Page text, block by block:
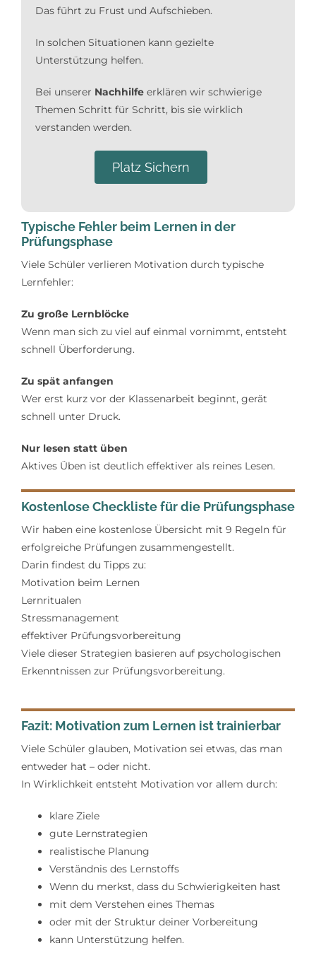
Das führt zu Frust und Aufschieben.
In solchen Situationen kann gezielte
Unterstützung helfen.
Bei unserer Nachhilfeerklären wir schwierige
Themen Schritt für Schritt, bis sie wirklich
verstanden werden.
Platz Sichern
Typische Fehler beim Lernen in der
Prüfungsphase
Viele Schüler verlieren Motivation durch typische
Lernfehler:
Zu große Lernblöcke
Wenn man sich zu viel auf einmal vornimmt, entsteht
schnell Überforderung.
Zu spät anfangen
Wer erst kurz vor der Klassenarbeit beginnt, gerät
schnell unter Druck.
Nur lesen statt üben
Aktives Üben ist deutlich effektiver als reines Lesen.
Kostenlose Checkliste für die Prüfungsphase
Wir haben eine kostenlose Übersicht mit 9 Regeln für
erfolgreiche Prüfungen zusammengestellt.
Darin findest du Tipps zu:
Motivation beim Lernen
Lernritualen
Stressmanagement
effektiver Prüfungsvorbereitung
Viele dieser Strategien basieren auf psychologischen
Erkenntnissen zur Prüfungsvorbereitung.
Fazit: Motivation zum Lernen ist trainierbar
Viele Schüler glauben, Motivation sei etwas, das man
entweder hat – oder nicht.
In Wirklichkeit entsteht Motivation vor allem durch:
klare Ziele
gute Lernstrategien
realistische Planung
Verständnis des Lernstoffs
Wenn du merkst, dass du Schwierigkeiten hast
mit dem Verstehen eines Themas
oder mit der Struktur deiner Vorbereitung
kann Unterstützung helfen.